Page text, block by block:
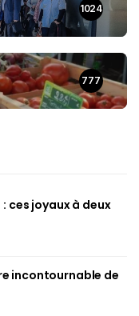
1024
777
joyaux à deux
incontournable de